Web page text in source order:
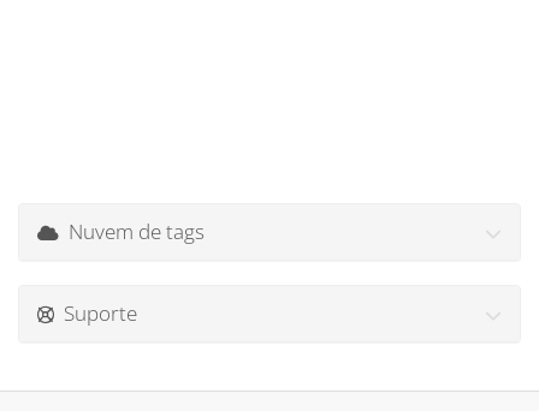
Nuvem de tags
Suporte